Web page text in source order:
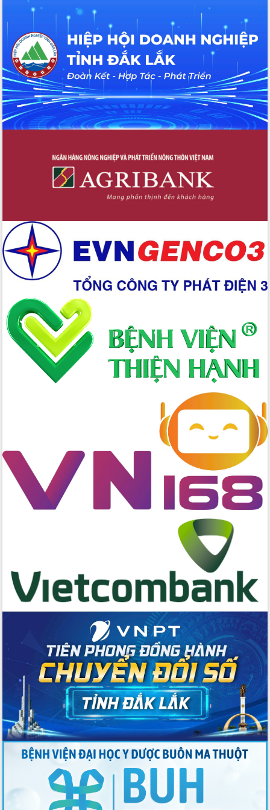
Đắk Lắk rà soát, điều chỉnh Đề án 190
về phát triển nuôi trồng thủy sản
Phó Chủ tịch UBND tỉnh Đắk Lắk
Trương Công Thái kiểm tra thực địa
Dự án cao tốc Khánh Hòa - Buôn Ma
Thuột
Định vị cà phê Việt Nam như một “di
sản sống” trong dòng chảy toàn cầu
Xây dựng nông thôn mới: Nâng cao đời
sống người dân từ những mô hình thiết
Quyết liệt tháo gỡ vướng mắc, đẩy
nhanh tiến độ các dự án trọng điểm
trong Khu kinh tế Nam Phú Yên
Hòn Yến phát triển du lịch gắn với bảo
Lấy ý kiến điều chỉnh Quy hoạch tỉnh
Đắk Lắk thời kỳ 2021-2030, tầm nhìn
đến năm 2050
Phát động chiến dịch 30 ngày đêm
giải phóng mặt bằng Tuyến đường bộ
ven biển
Đắk Lắk nỗ lực thúc đẩy tăng trưởng
kinh tế từ 10% trở lên trong Quý
II/2026
Đắk Lắk ký kết thỏa thuận hợp tác về
chuyển đổi số giai đoạn 2026 – 2030
với Tập đoàn Bưu chính Viễn thông
liệu và Bản đồ số
Tập huấn ứng dụng trí tuệ nhân tạo (AI)
trong thương mại điện tử năm 2026
Đoàn đại biểu Quốc hội tỉnh Đắk Lắk
trao đổi thông tin trước Kỳ họp thứ
tỉnh thông qua hiện đại hóa hành chính
Xã Ea Phê gắn cải cách hành chính với
chuyển đổi số
Phó Chủ tịch Thường trực UBND tỉnh
Hồ Thị Nguyên Thảo làm việc tại Trung
tâm Phục vụ hành chính công xã Ea
Xây dựng nền hành chính số đồng
hành cùng nông dân dân, doanh nghiệp
Giai đoạn 2026-2030, Đắk Lắk phấn
đấu có 77% xã đạt chuẩn nông thôn
mới
Chuyển đổi số 'mở đường' cho nông
nghiệp Đắk Lắk tăng trưởng bứt phá
Triển khai đồng bộ đo đạc, lập hồ sơ
địa chính, hoàn thiện cơ sở dữ liệu đất
Ứng dụng sinh trắc học - Bước tiến